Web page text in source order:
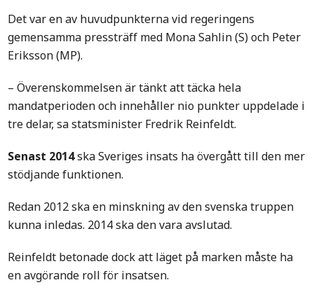
Det var en av huvudpunkterna vid regeringens
gemensamma pressträff med Mona Sahlin (S) och Peter
Eriksson (MP).
– Överenskommelsen är tänkt att täcka hela
mandatperioden och innehåller nio punkter uppdelade i
tre delar, sa statsminister Fredrik Reinfeldt.
Senast 2014ska Sveriges insats ha övergått till den mer
stödjande funktionen.
Redan 2012 ska en minskning av den svenska truppen
kunna inledas. 2014 ska den vara avslutad.
Reinfeldt betonade dock att läget på marken måste ha
en avgörande roll för insatsen.